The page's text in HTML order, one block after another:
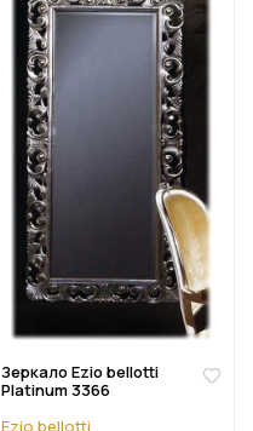
Зеркало Ezio bellotti
Platinum 3366
Ezio bellotti